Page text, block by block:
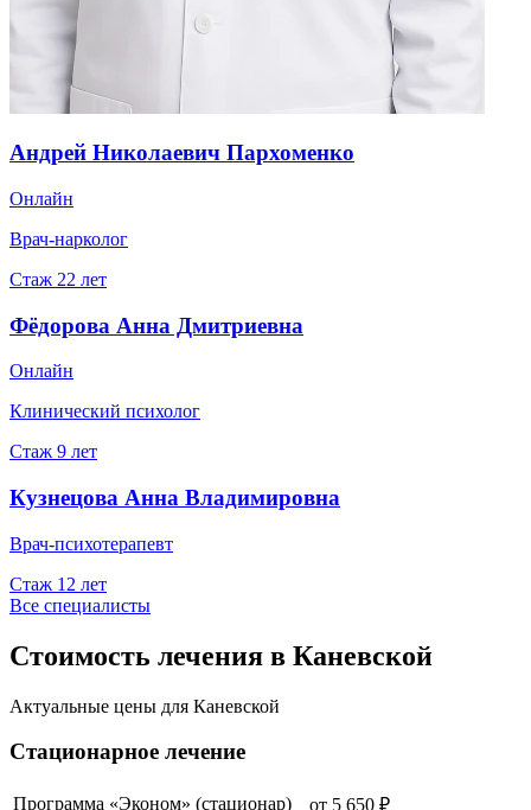
Андрей Николаевич Пархоменко
Онлайн
Врач-нарколог
Стаж 22 лет
Фёдорова Анна Дмитриевна
Онлайн
Клинический психолог
Стаж 9 лет
Кузнецова Анна Владимировна
Врач-психотерапевт
Стаж 12 лет
Все специалисты
Стоимость лечения в Каневской
Актуальные цены для Каневской
Стационарное лечение
Программа «Эконом» (стационар) от 5 650 ₽